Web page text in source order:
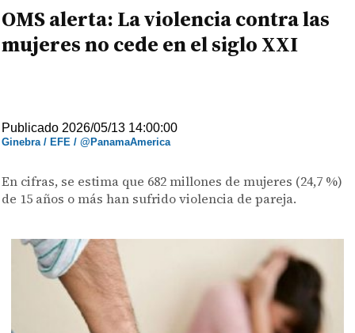
OMS alerta: La violencia contra las
mujeres no cede en el siglo XXI
Publicado 2026/05/13 14:00:00
Ginebra / EFE / @PanamaAmerica
En cifras, se estima que 682 millones de mujeres (24,7 %)
de 15 años o más han sufrido violencia de pareja.